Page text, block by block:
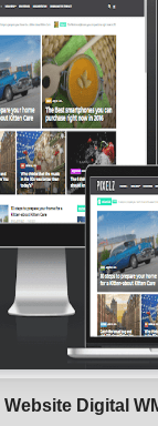
Website Digital